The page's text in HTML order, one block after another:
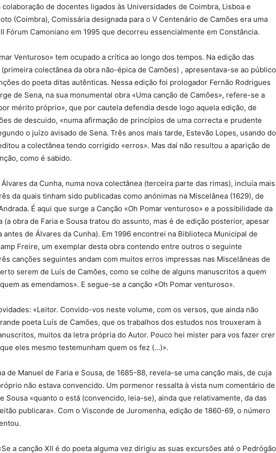
de docentes ligados às Universidades de Coimbra, Lisboa e
(Coimbra), Comissária designada para o V Centenário de Camões era uma
Fórum Camoniano em 1995 que decorreu essencialmente em Constância.
Venturoso» tem ocupado a crítica ao longo dos tempos. Na edição das
(primeira colectânea da obra não-épica de Camões) , apresentava-se ao público
do poeta ditas autênticas. Nessa edição foi prologador Fernão Rodrigues
de Sena, na sua monumental obra «Uma canção de Camões», refere-se a
mérito próprio», que por cautela defendia desde logo aquela edição, de
de descuido, «numa afirmação de princípios de uma correcta e prudente
o juízo avisado de Sena. Três anos mais tarde, Estevão Lopes, usando do
a colectânea tendo corrigido «erros». Mas daí não resultou a aparição de
como é sabido.
da Cunha, numa nova colectânea (terceira parte das rimas), incluía mais
da quais tinham sido publicadas como anónimas na Miscelânea (1629), de
É aqui que surge a Canção «Oh Pomar venturoso» e a possibilidade da
(a obra de Faria e Sousa tratou do assunto, mas é de edição posterior, apesar
de Álvares da Cunha). Em 1996 encontrei na Biblioteca Municipal de
Freire, um exemplar desta obra contendo entre outros o seguinte
canções seguintes andam com muitos erros impressas nas Miscelâneas de
serem de Luís de Camões, como se colhe de alguns manuscritos a quem
as emendamos». E segue-se a canção «Oh Pomar venturoso».
«Leitor. Convido-vos neste volume, com os versos, que ainda não
poeta Luís de Camões, que os trabalhos dos estudos nos trouxeram à
muitos da letra própria do Autor. Pouco hei mister para vos fazer crer
eles mesmo testemunham quem os fez (…)».
de Manuel de Faria e Sousa, de 1685-88, revela-se uma canção mais, de cuja
não estava convencido. Um pormenor ressalta à vista num comentário de
Sousa «quanto o está (convencido, leia-se), ainda que relativamente, da das
publicara». Com o Visconde de Juromenha, edição de 1860-69, o número
a canção XII é do poeta alguma vez dirigiu as suas excursões até o Pedrógão